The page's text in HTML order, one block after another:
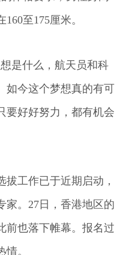
至175厘米。
是什么，航天员和科
如今这个梦想真的有可
要好好努力，都有机会
工作已于近期启动，
家。27日，香港地区的
前也落下帷幕。报名过
。